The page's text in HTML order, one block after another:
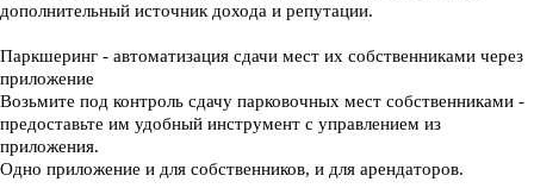
дополнительный источник дохода и репутации.
Паркшеринг - автоматизация сдачи мест их собственниками через
приложение
Возьмите под контроль сдачу парковочных мест собственниками -
предоставьте им удобный инструмент с управлением из
приложения.
Одно приложение и для собственников, и для арендаторов.